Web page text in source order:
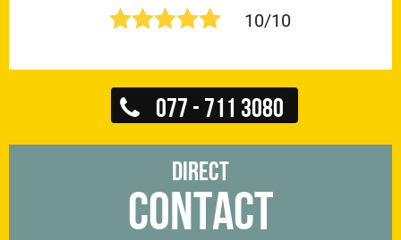
10/10
077 - 711 3080
Direct
Contact